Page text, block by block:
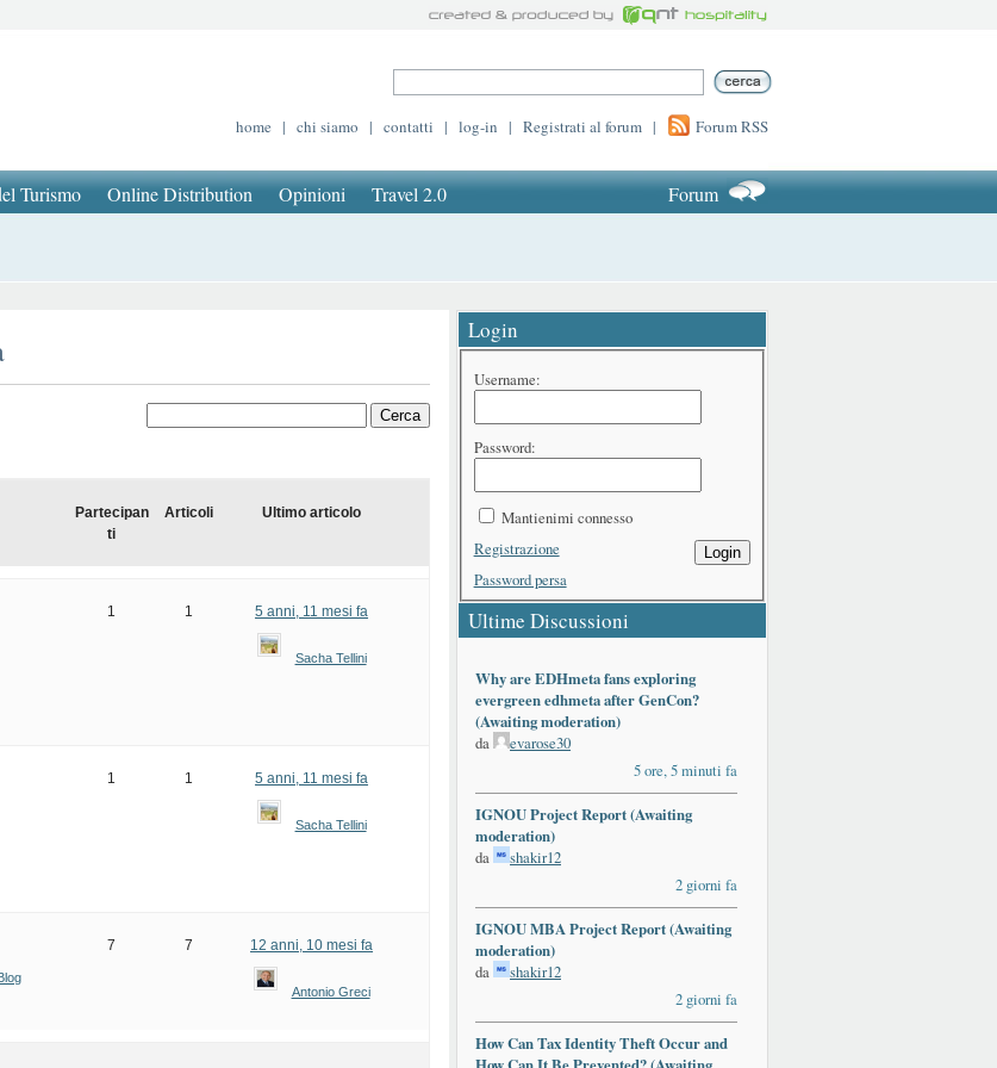
home | chi siamo | contatti | log-in | Registrati al forum | Forum RSS
Turismo Online Distribution Opinioni Travel 2.0 Forum
Partecipan
ti
Articoli Ultimo articolo
1 1 5 anni, 11 mesi fa
Sacha Tellini
1 1 5 anni, 11 mesi fa
Sacha Tellini
7 7 12 anni, 10 mesi fa
Antonio Greci
Login
Username:
Password:
Mantienimi connesso
Login
Registrazione
Password persa
Ultime Discussioni
Why are EDHmeta fans exploring
evergreen edhmeta after GenCon?
(Awaiting moderation)
da
evarose30
5 ore, 5 minuti fa
IGNOU Project Report (Awaiting
moderation)
da
shakir12
2 giorni fa
IGNOU MBA Project Report (Awaiting
moderation)
da
shakir12
2 giorni fa
How Can Tax Identity Theft Occur and